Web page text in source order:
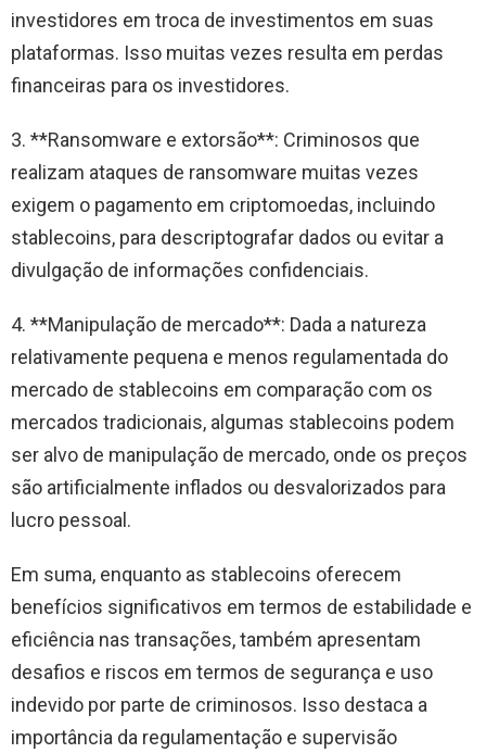
investidores em troca de investimentos em suas
plataformas. Isso muitas vezes resulta em perdas
financeiras para os investidores.
3. **Ransomware e extorsão**: Criminosos que
realizam ataques de ransomware muitas vezes
exigem o pagamento em criptomoedas, incluindo
stablecoins, para descriptografar dados ou evitar a
divulgação de informações confidenciais.
4. **Manipulação de mercado**: Dada a natureza
relativamente pequena e menos regulamentada do
mercado de stablecoins em comparação com os
mercados tradicionais, algumas stablecoins podem
ser alvo de manipulação de mercado, onde os preços
são artificialmente inflados ou desvalorizados para
lucro pessoal.
Em suma, enquanto as stablecoins oferecem
benefícios significativos em termos de estabilidade e
eficiência nas transações, também apresentam
desafios e riscos em termos de segurança e uso
indevido por parte de criminosos. Isso destaca a
importância da regulamentação e supervisão